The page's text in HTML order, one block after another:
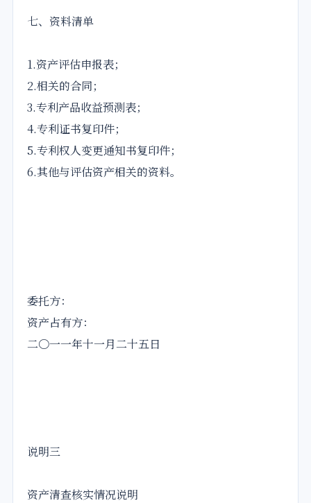
七、资料清单
1.资产评估申报表；
2.相关的合同；
3.专利产品收益预测表；
4.专利证书复印件；
5.专利权人变更通知书复印件；
6.其他与评估资产相关的资料。
委托方：
资产占有方：
二〇一一年十一月二十五日
说明三
资产清查核实情况说明